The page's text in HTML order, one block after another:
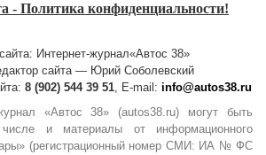
- Политика конфиденциальности!
Интернет-журнал«Автос 38»
сайта — Юрий Соболевский
8 (902) 544 39 51 , E-mail: info@autos38.ru
«Автос 38» (autos38.ru) могут быть
и материалы от информационного
(регистрационный номер СМИ: ИА № ФС